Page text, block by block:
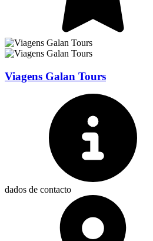
Viagens Galan Tours
dados de contacto